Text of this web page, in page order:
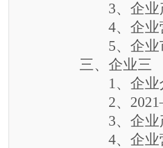
3、企业产品
4、企业营销
5、企业市场竞
三、企业三
1、企业介绍与
2、
3、企业产品
4、企业营销